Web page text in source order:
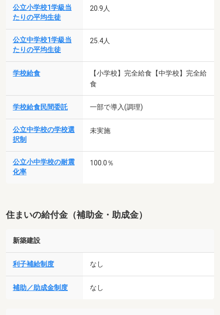
公立小学校1学級当
たりの平均生徒
20.9人
公立中学校1学級当
たりの平均生徒
25.4人
学校給食
【小学校】完全給食【中学校】完全給
食
学校給食民間委託 一部で導入(調理)
公立中学校の学校選
択制
未実施
公立小中学校の耐震
化率
100.0％
住まいの給付金（補助金・助成金）
新築建設
利子補給制度 なし
補助／助成金制度 なし